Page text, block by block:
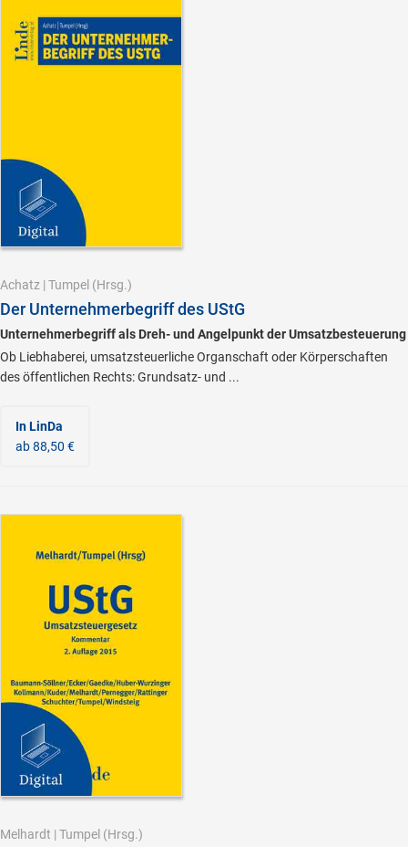
Achatz | Tumpel (Hrsg.)
Der Unternehmerbegriff des UStG
Unternehmerbegriff als Dreh- und Angelpunkt der Umsatzbesteuerung
Ob Liebhaberei, umsatzsteuerliche Organschaft oder Körperschaften
des öffentlichen Rechts: Grundsatz- und ...
In LinDa
ab 88,50 €
Melhardt | Tumpel (Hrsg.)